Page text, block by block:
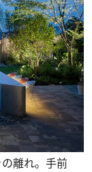
離れ。手前